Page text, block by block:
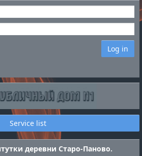
Log in
Service list
деревни Старо-Паново.